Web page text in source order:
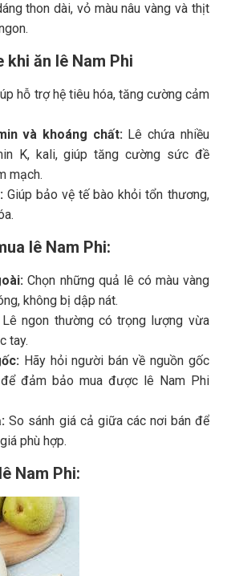
thon dài, vỏ màu nâu vàng và thịt
khi ăn lê Nam Phi
hỗ trợ hệ tiêu hóa, tăng cường cảm
và khoáng chất:Lê chứa nhiều
K, kali, giúp tăng cường sức đề
mạch.
Giúp bảo vệ tế bào khỏi tổn thương,
lê Nam Phi:
Chọn những quả lê có màu vàng
không bị dập nát.
ngon thường có trọng lượng vừa
tay.
Hãy hỏi người bán về nguồn gốc
đảm bảo mua được lê Nam Phi
So sánh giá cả giữa các nơi bán để
phù hợp.
Nam Phi: